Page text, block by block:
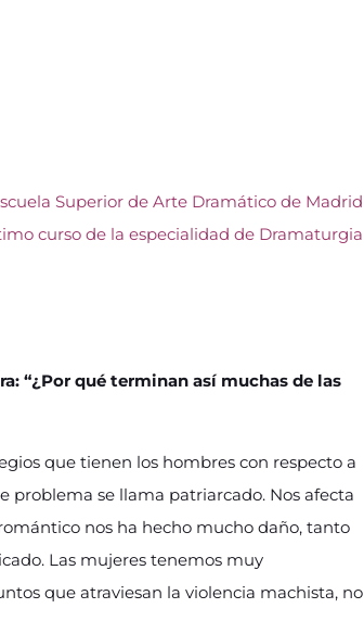
Superior de Arte Dramático de Madrid
curso de la especialidad de Dramaturgia
“¿Por qué terminan así muchas de las
que tienen los hombres con respecto a
problema se llama patriarcado. Nos afecta
nos ha hecho mucho daño, tanto
Las mujeres tenemos muy
que atraviesan la violencia machista, no